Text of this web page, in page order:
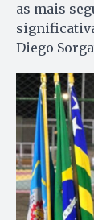
as mais
Diego